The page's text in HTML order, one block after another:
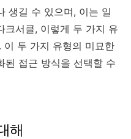
생길 수 있으며, 이는 일
크서클, 이렇게 두 가지 유
이 두 가지 유형의 미묘한
된 접근 방식을 선택할 수
해